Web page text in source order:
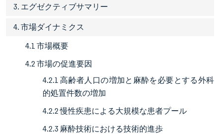
3. エグゼクティブサマリー
4. 市場ダイナミクス
4.1 市場概要
4.2 市場の促進要因
4.2.1 高齢者人口の増加と麻酔を必要とする外科
的処置件数の増加
4.2.2 慢性疾患による大規模な患者プール
4.2.3 麻酔技術における技術的進歩